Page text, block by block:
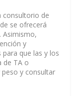
consultorio de
se ofrecerá
Asimismo,
y
que las y los
de TA o
y consultar